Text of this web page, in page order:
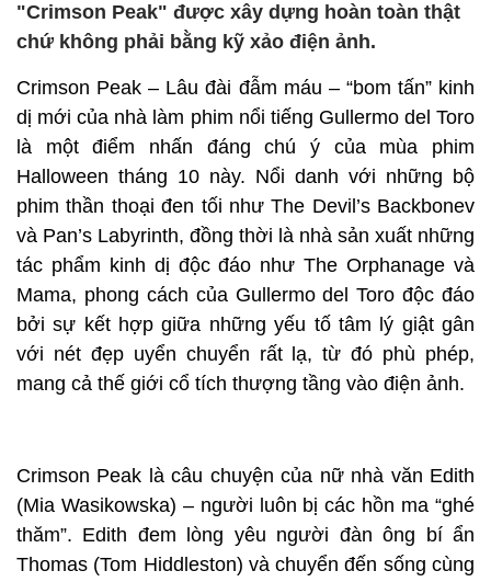
"Crimson Peak" được xây dựng hoàn toàn thật
chứ không phải bằng kỹ xảo điện ảnh.
Crimson Peak – Lâu đài đẫm máu – “bom tấn” kinh
dị mới của nhà làm phim nổi tiếng Gullermo del Toro
là một điểm nhấn đáng chú ý của mùa phim
Halloween tháng 10 này. Nổi danh với những bộ
phim thần thoại đen tối như The Devil’s Backbonev
và Pan’s Labyrinth, đồng thời là nhà sản xuất những
tác phẩm kinh dị độc đáo như The Orphanage và
Mama, phong cách của Gullermo del Toro độc đáo
bởi sự kết hợp giữa những yếu tố tâm lý giật gân
với nét đẹp uyển chuyển rất lạ, từ đó phù phép,
mang cả thế giới cổ tích thượng tầng vào điện ảnh.
Crimson Peak là câu chuyện của nữ nhà văn Edith
(Mia Wasikowska) – người luôn bị các hồn ma “ghé
thăm”. Edith đem lòng yêu người đàn ông bí ẩn
Thomas (Tom Hiddleston) và chuyển đến sống cùng